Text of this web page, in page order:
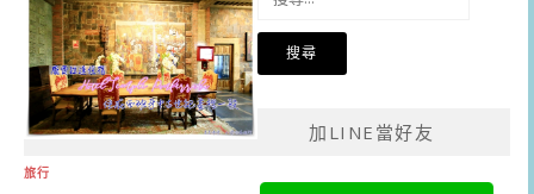
旅行
關
加LINE當好友